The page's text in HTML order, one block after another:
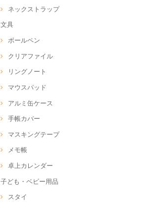
ネックストラップ
文具
ボールペン
クリアファイル
リングノート
マウスパッド
アルミ缶ケース
手帳カバー
マスキングテープ
メモ帳
卓上カレンダー
子ども・ベビー用品
スタイ